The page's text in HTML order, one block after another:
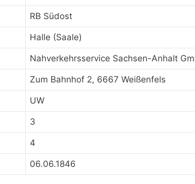
RB Südost
Halle (Saale)
Nahverkehrsservice Sachsen-Anhalt
Zum Bahnhof 2, 6667 Weißenfels
UW
3
4
06.06.1846